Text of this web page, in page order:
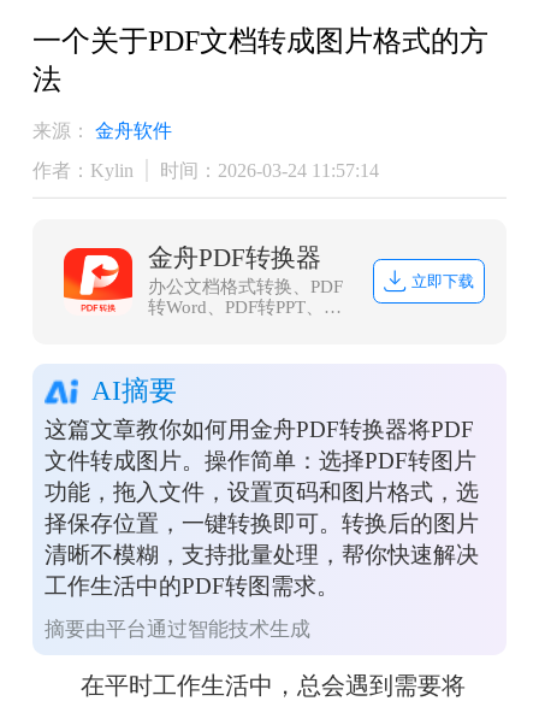
一个关于PDF文档转成图片格式的方
法
来源：
金舟软件
作者：Kylin
时间：2026-03-24 11:57:14
金舟PDF转换器
办公文档格式转换、PDF
转Word、PDF转PPT、
立即下载
AI摘要
这篇文章教你如何用金舟PDF转换器将PDF
文件转成图片。操作简单：选择PDF转图片
功能，拖入文件，设置页码和图片格式，选
择保存位置，一键转换即可。转换后的图片
清晰不模糊，支持批量处理，帮你快速解决
工作生活中的PDF转图需求。
摘要由平台通过智能技术生成
在平时工作生活中，总会遇到需要将